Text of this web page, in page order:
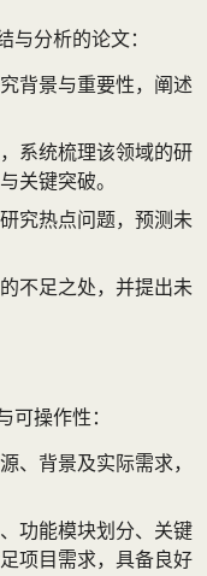
与分析的论文：
背景与重要性，阐述
系统梳理该领域的研
关键突破。
究热点问题，预测未
不足之处，并提出未
可操作性：
、背景及实际需求，
功能模块划分、关键
项目需求，具备良好